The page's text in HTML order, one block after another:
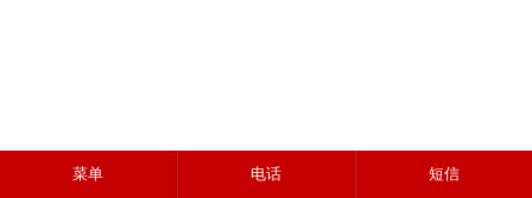
菜单 电话 短信